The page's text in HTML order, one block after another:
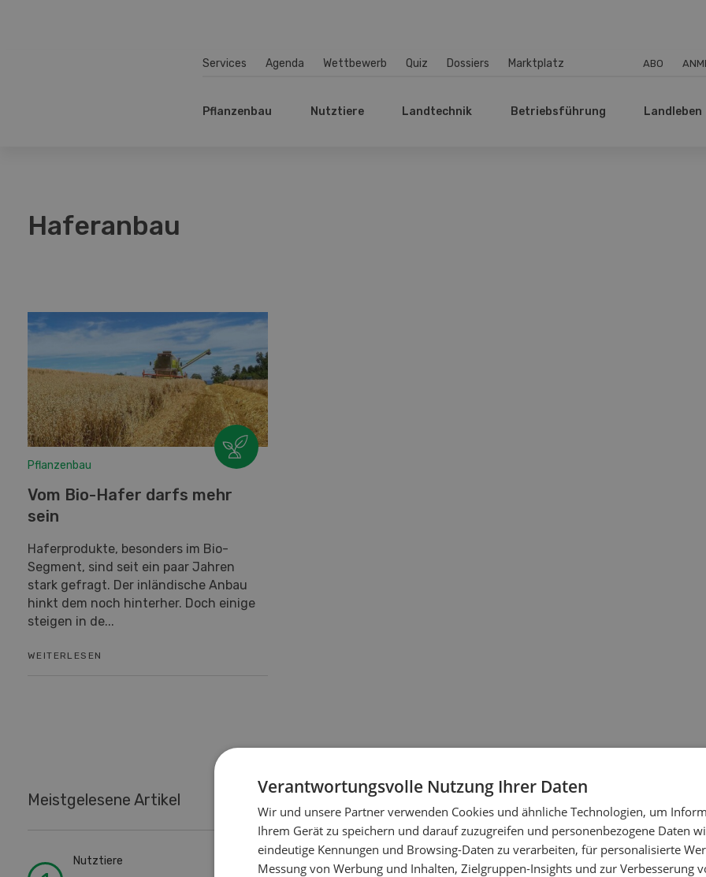
Services Agenda Wettbewerb Quiz Dossiers Marktplatz ABO
Pflanzenbau Nutztiere Landtechnik Betriebsführung Landleben
Haferanbau
Pflanzenbau
Vom Bio-Hafer darfs mehr
sein
Haferprodukte, besonders im Bio-
Segment, sind seit ein paar Jahren
stark gefragt. Der inländische Anbau
hinkt dem noch hinterher. Doch einige
steigen in de...
WEITERLESEN
Meistgelesene Artikel
Nutztiere Landtechnik Betriebsführung
Verantwortungsvolle Nutzung Ihrer Daten
Wir und unsere Partner verwenden Cookies und ähnliche Technologien, um
Ihrem Gerät zu speichern und darauf zuzugreifen und personenbezogene Daten
eindeutige Kennungen und Browsing-Daten zu verarbeiten, für personalisierte
Messung von Werbung und Inhalten, Zielgruppen-Insights und zur Verbesserung